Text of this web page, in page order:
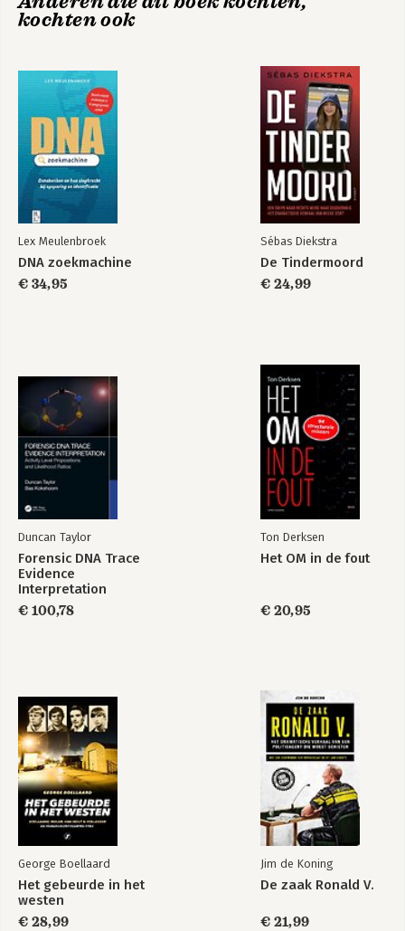
Dankwoord 247
kochten ook
Lex Meulenbroek
DNA zoekmachine
€ 34,95
Sébas Diekstra
De Tindermoord
€ 24,99
Duncan Taylor
Forensic DNA Trace
Evidence
Interpretation
€ 100,78
Ton Derksen
Het OM in de fout
€ 20,95
George Boellaard
Het gebeurde in het
westen
€ 28,99
Jim de Koning
De zaak Ronald V.
€ 21,99